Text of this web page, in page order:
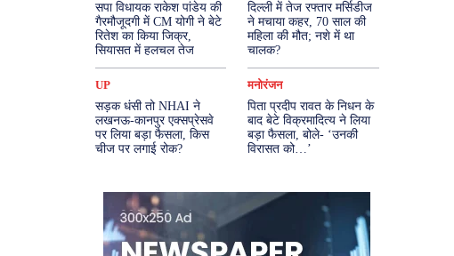
सपा विधायक राकेश पांडेय की
गैरमौजूदगी में CM योगी ने बेटे
रितेश का किया जिक्र,
सियासत में हलचल तेज
दिल्ली में तेज रफ्तार मर्सिडीज
ने मचाया कहर, 70 साल की
महिला की मौत; नशे में था
चालक?
UP
सड़क धंसी तो NHAI ने
लखनऊ-कानपुर एक्सप्रेसवे
पर लिया बड़ा फैसला, किस
चीज पर लगाई रोक?
मनोरंजन
पिता प्रदीप रावत के निधन के
बाद बेटे विक्रमादित्य ने लिया
बड़ा फैसला, बोले- ‘उनकी
विरासत को…’